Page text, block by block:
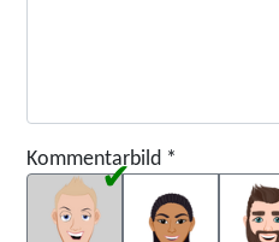
Kommentarbild *
Kommentarbild